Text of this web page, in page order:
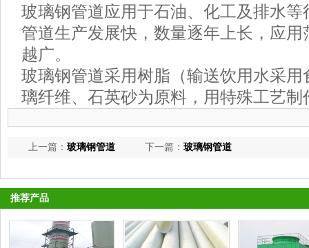
玻璃钢管道应用于石油、化工及排水等
管道生产发展快，数量逐年上长，应
越广。
玻璃钢管道采用树脂（输送饮用水采用
璃纤维、石英砂为原料，用特殊工艺制
上一篇： 玻璃钢管道 下一篇： 玻璃钢管道
推荐产品